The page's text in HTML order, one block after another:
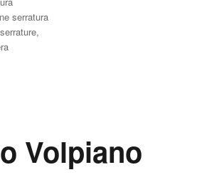
serratura
,
Volpiano